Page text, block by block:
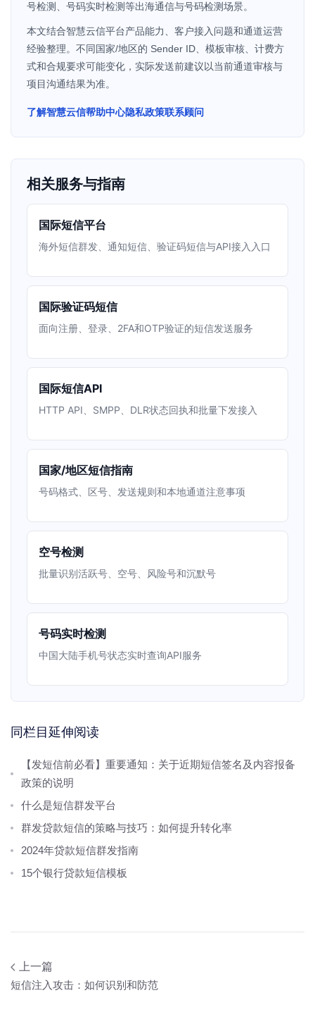
号检测、号码实时检测等出海通信与号码检测场景。
本文结合智慧云信平台产品能力、客户接入问题和通道运营
经验整理。不同国家/地区的 Sender ID、模板审核、计费方
式和合规要求可能变化，实际发送前建议以当前通道审核与
项目沟通结果为准。
了解智慧云信帮助中心隐私政策联系顾问
相关服务与指南
国际短信平台
海外短信群发、通知短信、验证码短信与API接入入口
国际验证码短信
面向注册、登录、2FA和OTP验证的短信发送服务
国际短信API
HTTP API、SMPP、DLR状态回执和批量下发接入
国家/地区短信指南
号码格式、区号、发送规则和本地通道注意事项
空号检测
批量识别活跃号、空号、风险号和沉默号
号码实时检测
中国大陆手机号状态实时查询API服务
同栏目延伸阅读
【发短信前必看】重要通知：关于近期短信签名及内容报备
政策的说明
什么是短信群发平台
群发贷款短信的策略与技巧：如何提升转化率
2024年贷款短信群发指南
15个银行贷款短信模板
上一篇
短信注入攻击：如何识别和防范